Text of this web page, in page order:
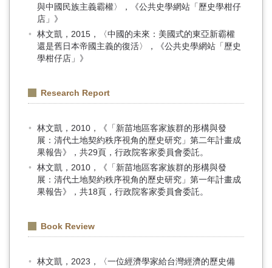
與中國民族主義霸權〉，《公共史學網站「歷史學柑仔
店」》
林文凱，2015，〈中國的未來：美國式的東亞新霸權
還是舊日本帝國主義的復活〉，《公共史學網站「歷史
學柑仔店」》
Research Report
林文凱，2010，《「新苗地區客家族群的形構與發
展：清代土地契約秩序視角的歷史研究」第二年計畫成
果報告》，共29頁，行政院客家委員會委託。
林文凱，2010，《「新苗地區客家族群的形構與發
展：清代土地契約秩序視角的歷史研究」第一年計畫成
果報告》，共18頁，行政院客家委員會委託。
Book Review
林文凱，2023，〈一位經濟學家給台灣經濟的歷史備